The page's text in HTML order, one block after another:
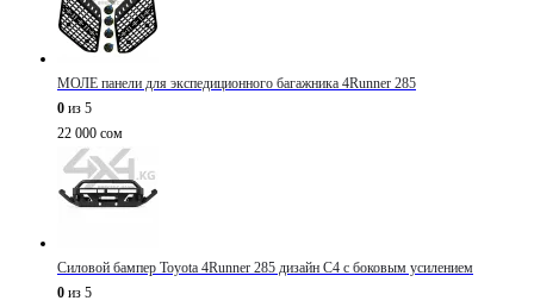
МОЛЕ панели для экспедиционного багажника 4Runner 285
0 из 5
22 000 сом
Силовой бампер Toyota 4Runner 285 дизайн C4 с боковым усилением
0 из 5